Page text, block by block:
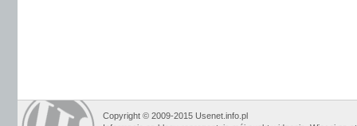
Copyright © 2009-2015 Usenet.info.pl